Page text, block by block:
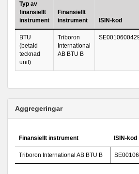
Typ av
finansiellt
instrument
Finansiellt
instrument
ISIN-kod
BTU
(betald
tecknad
unit)
Triboron
International
AB BTU B
Aggregeringar
Finansiellt instrument ISIN-kod
Triboron International AB BTU B